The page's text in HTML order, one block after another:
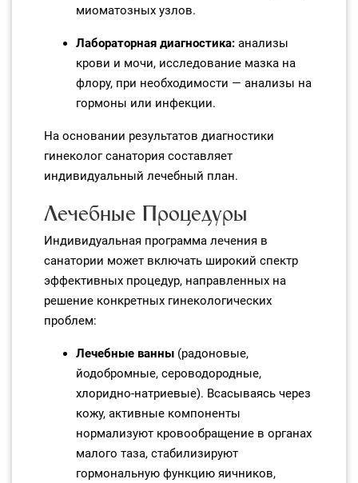
миоматозных узлов.
Лабораторная диагностика: анализы
крови и мочи, исследование мазка на
флору, при необходимости — анализы на
гормоны или инфекции.
На основании результатов диагностики
гинеколог санатория составляет
индивидуальный лечебный план.
Лечебные Процедуры
Индивидуальная программа лечения в
санатории может включать широкий спектр
эффективных процедур, направленных на
решение конкретных гинекологических
проблем:
Лечебные ванны (радоновые,
йодобромные, сероводородные,
хлоридно‑натриевые). Всасываясь через
кожу, активные компоненты
нормализуют кровообращение в органах
малого таза, стабилизируют
гормональную функцию яичников,